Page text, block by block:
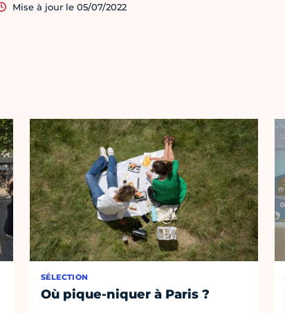
Mise à jour le 05/07/2022
SÉLECTION
Où pique-niquer à Paris ?